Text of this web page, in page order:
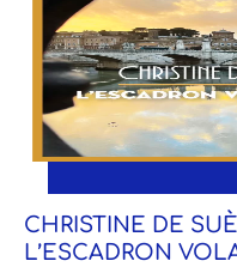
CHRISTINE DE
L’ESCADRON